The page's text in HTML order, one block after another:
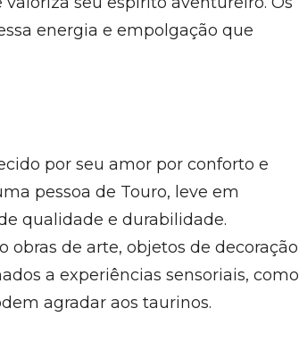
energia e empolgação que
por seu amor por conforto e
pessoa de Touro, leve em
qualidade e durabilidade.
obras de arte, objetos de decoração
a experiências sensoriais, como
agradar aos taurinos.